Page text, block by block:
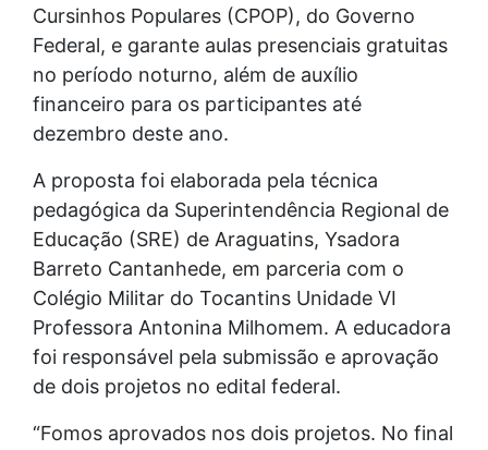
Cursinhos Populares (CPOP), do Governo
Federal, e garante aulas presenciais gratuitas
no período noturno, além de auxílio
financeiro para os participantes até
dezembro deste ano.
A proposta foi elaborada pela técnica
pedagógica da Superintendência Regional de
Educação (SRE) de Araguatins, Ysadora
Barreto Cantanhede, em parceria com o
Colégio Militar do Tocantins Unidade VI
Professora Antonina Milhomem. A educadora
foi responsável pela submissão e aprovação
de dois projetos no edital federal.
“Fomos aprovados nos dois projetos. No final